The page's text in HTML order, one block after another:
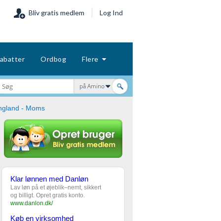
Bliv gratis medlem Log Ind
Ordbog Flere
på Amino
- Moms
Klar lønnen med Danløn
Lav løn på et øjeblik–nemt, sikkert
og billigt. Opret gratis konto.
www.danlon.dk/
Køb en virksomhed